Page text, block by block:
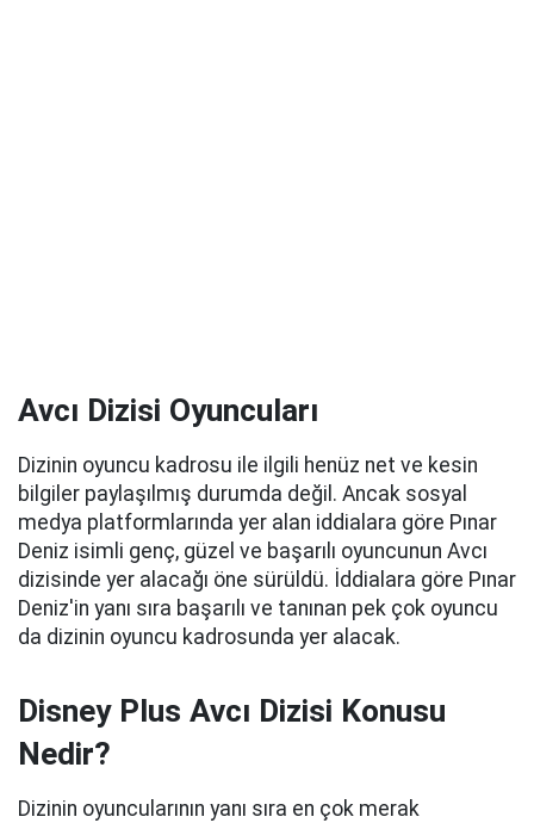
Avcı Dizisi Oyuncuları
Dizinin oyuncu kadrosu ile ilgili henüz net ve kesin
bilgiler paylaşılmış durumda değil. Ancak sosyal
medya platformlarında yer alan iddialara göre Pınar
Deniz isimli genç, güzel ve başarılı oyuncunun Avcı
dizisinde yer alacağı öne sürüldü. İddialara göre Pınar
Deniz'in yanı sıra başarılı ve tanınan pek çok oyuncu
da dizinin oyuncu kadrosunda yer alacak.
Disney Plus Avcı Dizisi Konusu
Nedir?
Dizinin oyuncularının yanı sıra en çok merak